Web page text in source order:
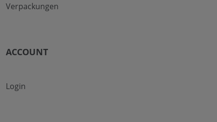
Verpackungen
ACCOUNT
Login